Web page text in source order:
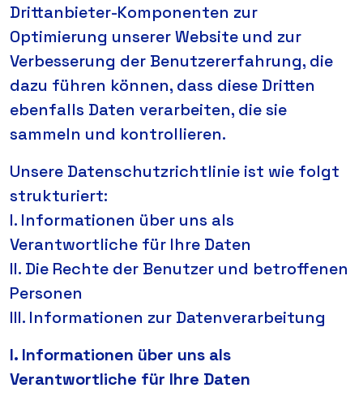
Drittanbieter-Komponenten zur
Optimierung unserer Website und zur
Verbesserung der Benutzererfahrung, die
dazu führen können, dass diese Dritten
ebenfalls Daten verarbeiten, die sie
sammeln und kontrollieren.
Unsere Datenschutzrichtlinie ist wie folgt
strukturiert:
I. Informationen über uns als
Verantwortliche für Ihre Daten
II. Die Rechte der Benutzer und betroffenen
Personen
III. Informationen zur Datenverarbeitung
I. Informationen über uns als
Verantwortliche für Ihre Daten